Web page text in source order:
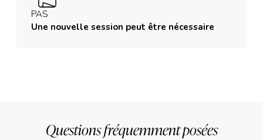
PAS
Une nouvelle session peut être nécessaire
Questions fréquemment posées